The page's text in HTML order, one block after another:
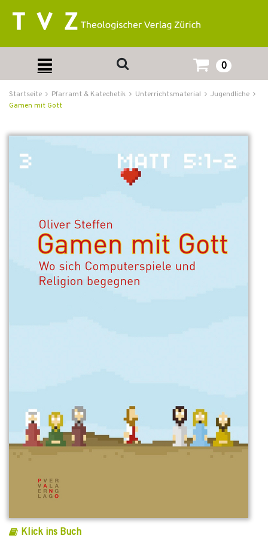
0
Startseite Pfarramt & Katechetik Unterrichtsmaterial
Jugendliche
Gamen mit Gott
Klick ins Buch